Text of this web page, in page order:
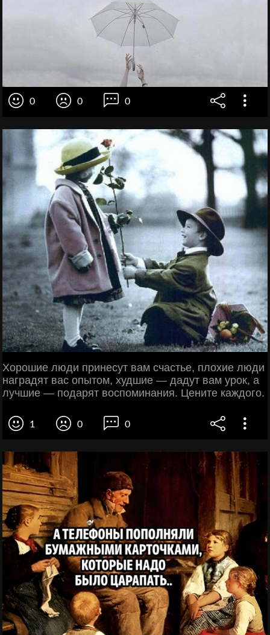
0 0 0
Хорошие люди принесут вам счастье, плохие люди
наградят вас опытом, худшие — дадут вам урок, а
лучшие — подарят воспоминания. Цените каждого.
1 0 0